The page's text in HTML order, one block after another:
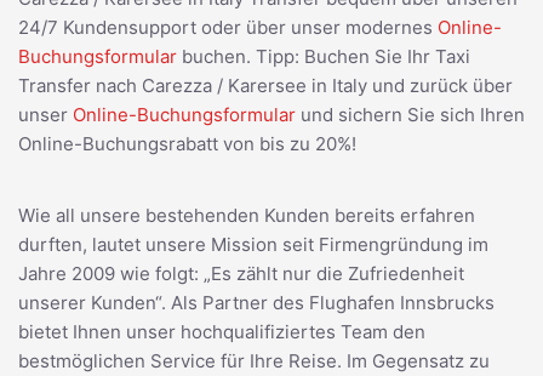
24/7 Kundensupport oder über unser modernes Online-
Buchungsformular buchen. Tipp: Buchen Sie Ihr Taxi
Transfer nach Carezza / Karersee in Italy und zurück über
unser Online-Buchungsformular und sichern Sie sich Ihren
Online-Buchungsrabatt von bis zu 20%!
Wie all unsere bestehenden Kunden bereits erfahren
durften, lautet unsere Mission seit Firmengründung im
Jahre 2009 wie folgt: „Es zählt nur die Zufriedenheit
unserer Kunden“. Als Partner des Flughafen Innsbrucks
bietet Ihnen unser hochqualifiziertes Team den
bestmöglichen Service für Ihre Reise. Im Gegensatz zu